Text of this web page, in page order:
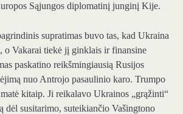
Sąjungos diplomatinį junginį Kije.
supratimas buvo tas, kad Ukraina
o Vakarai tiekė jį ginklais ir finansine
paskatino reikšmingiausią Rusijos
nuo Antrojo pasaulinio karo. Trumpo
kitaip. Ji reikalavo Ukrainos „grąžinti“
dėl susitarimo, suteikiančio Vašingtono